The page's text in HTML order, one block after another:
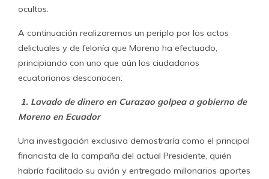
ocultos.
A continuación realizaremos un periplo por los actos
delictuales y de felonía que Moreno ha efectuado,
principiando con uno que aún los ciudadanos
ecuatorianos desconocen:
1. Lavado de dinero en Curazao golpea a gobierno de
Moreno en Ecuador
Una investigación exclusiva demostraría como el principal
financista de la campaña del actual Presidente, quién
habría facilitado su avión y entregado millonarios aportes